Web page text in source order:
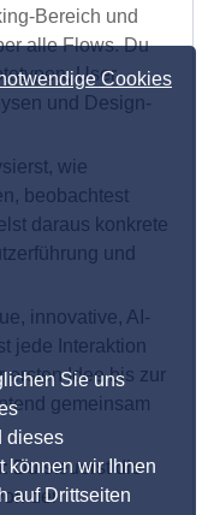
Cookies
Sie uns
dieses
können wir Ihnen
auf Drittseiten
Bereich und
alle Flows. Du
User-
und Design-
wie
beobachtest
daraus konkrete
und
innovative, AI-
jede Interaktion
ersten Idee bis zur
gemeinsam
Du steuerst die
der